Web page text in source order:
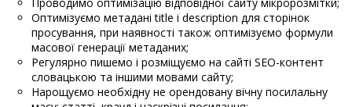
Оптимізуємо метадані title і description для сторінок
просування, при наявності також оптимізуємо формули
масової генерації метаданих;
Регулярно пишемо і розміщуємо на сайті SEO-контент
словацькою та іншими мовами сайту;
Нарощуємо необхідну не орендовану вічну посилальну